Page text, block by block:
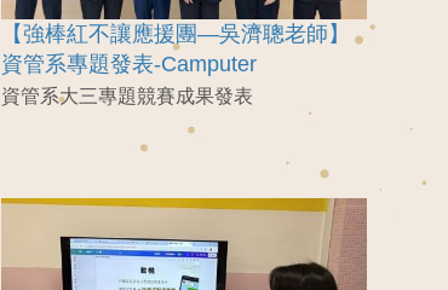
【強棒紅不讓應援團—吳濟聰老師】
資管系專題發表-Camputer
資管系大三專題競賽成果發表